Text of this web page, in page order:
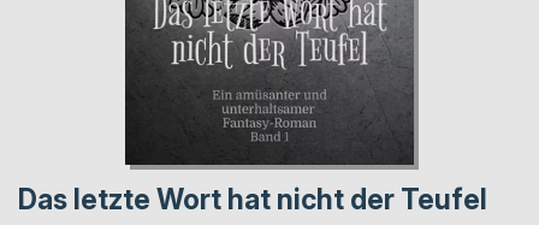
Das letzte Wort hat nicht der Teufel